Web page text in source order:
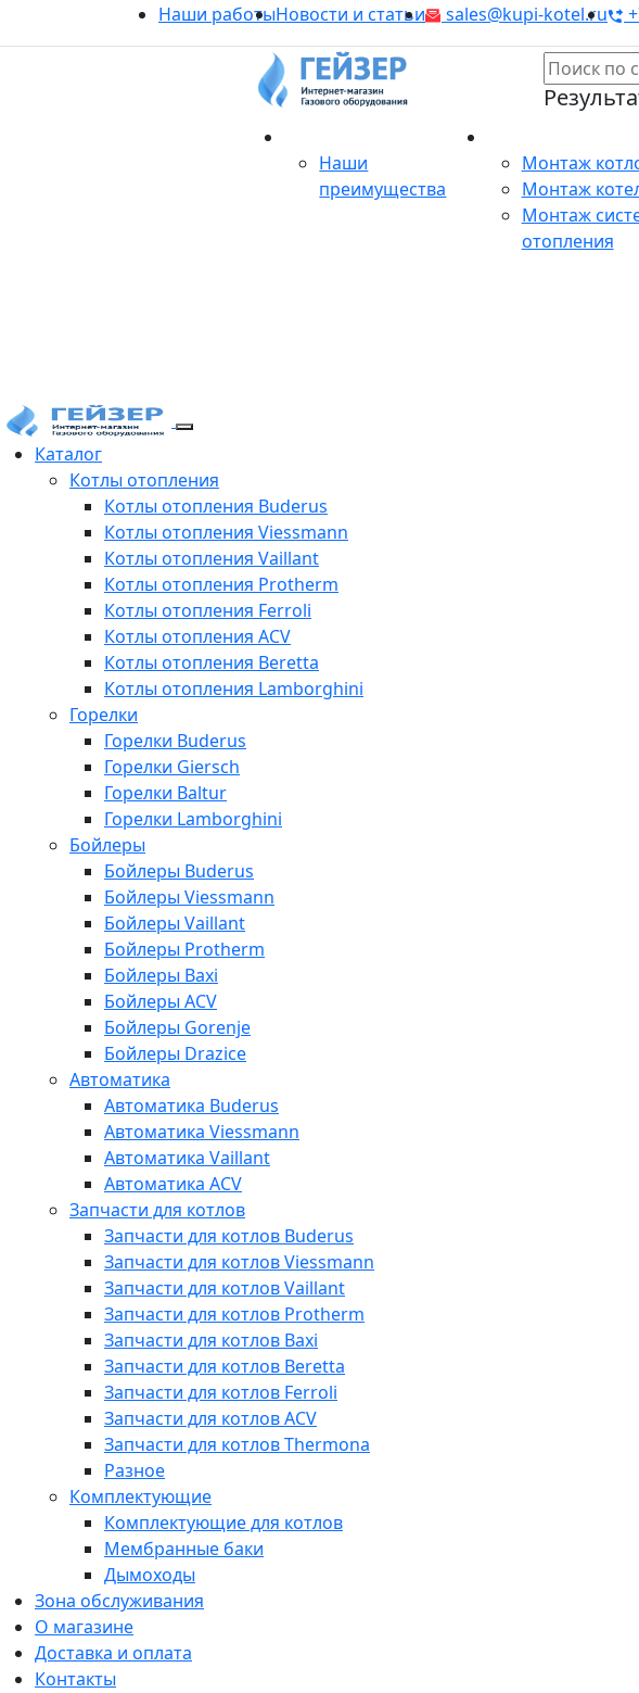
Наши работыНовости и статьи sales@kupi-kotel.ru
Наши
преимущества
Монтаж
Монтаж
Монтаж
отопления
Каталог
Котлы отопления
Котлы отопления Buderus
Котлы отопления Viessmann
Котлы отопления Vaillant
Котлы отопления Protherm
Котлы отопления Ferroli
Котлы отопления ACV
Котлы отопления Beretta
Котлы отопления Lamborghini
Горелки
Горелки Buderus
Горелки Giersch
Горелки Baltur
Горелки Lamborghini
Бойлеры
Бойлеры Buderus
Бойлеры Viessmann
Бойлеры Vaillant
Бойлеры Protherm
Бойлеры Baxi
Бойлеры ACV
Бойлеры Gorenje
Бойлеры Drazice
Автоматика
Автоматика Buderus
Автоматика Viessmann
Автоматика Vaillant
Автоматика ACV
Запчасти для котлов
Запчасти для котлов Buderus
Запчасти для котлов Viessmann
Запчасти для котлов Vaillant
Запчасти для котлов Protherm
Запчасти для котлов Baxi
Запчасти для котлов Beretta
Запчасти для котлов Ferroli
Запчасти для котлов ACV
Запчасти для котлов Thermona
Разное
Комплектующие
Комплектующие для котлов
Мембранные баки
Дымоходы
Зона обслуживания
О магазине
Доставка и оплата
Контакты